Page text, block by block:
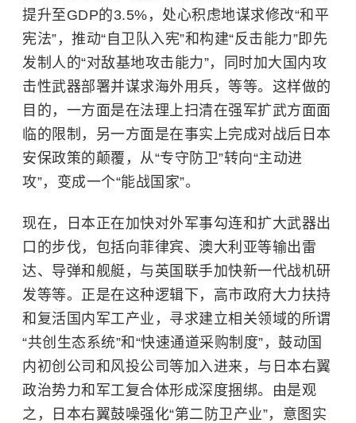
提升至GDP的3.5%，处心积虑地谋求修改“和平
宪法”，推动“自卫队入宪”和构建“反击能力”即先
发制人的“对敌基地攻击能力”，同时加大国内攻
击性武器部署并谋求海外用兵，等等。这样做的
目的，一方面是在法理上扫清在强军扩武方面面
临的限制，另一方面是在事实上完成对战后日本
安保政策的颠覆，从“专守防卫”转向“主动进
攻”，变成一个“能战国家”。
现在，日本正在加快对外军事勾连和扩大武器出
口的步伐，包括向菲律宾、澳大利亚等输出雷
达、导弹和舰艇，与英国联手加快新一代战机研
发等等。正是在这种逻辑下，高市政府大力扶持
和复活国内军工产业，寻求建立相关领域的所谓
“共创生态系统”和“快速通道采购制度”，鼓动国
内初创公司和风投公司等加入进来，与日本右翼
政治势力和军工复合体形成深度捆绑。由是观
之，日本右翼鼓噪强化“第二防卫产业”，意图实